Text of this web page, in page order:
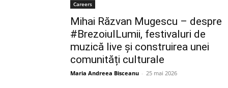
Careers
Mihai Răzvan Mugescu – despre
#BrezoiulLumii, festivaluri de
muzică live și construirea unei
comunități culturale
Maria Andreea Bisceanu - 25 mai 2026